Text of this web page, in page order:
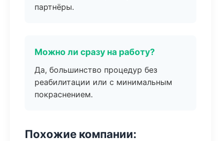
партнёры.
Можно ли сразу на работу?
Да, большинство процедур без
реабилитации или с минимальным
покраснением.
Похожие компании: